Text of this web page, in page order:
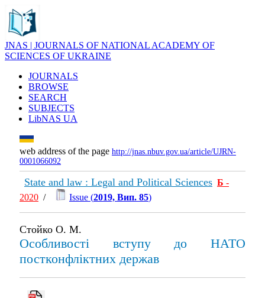
JNAS | JOURNALS OF NATIONAL ACADEMY OF
SCIENCES OF UKRAINE
JOURNALS
BROWSE
SEARCH
SUBJECTS
LibNAS UA
web address of the page http://jnas.nbuv.gov.ua/article/UJRN-
0001066092
State and law : Legal and Political Sciences Б -
2020 / Issue (2019, Вип. 85)
Стойко О. М.
Особливості вступу до НАТО
постконфліктних держав